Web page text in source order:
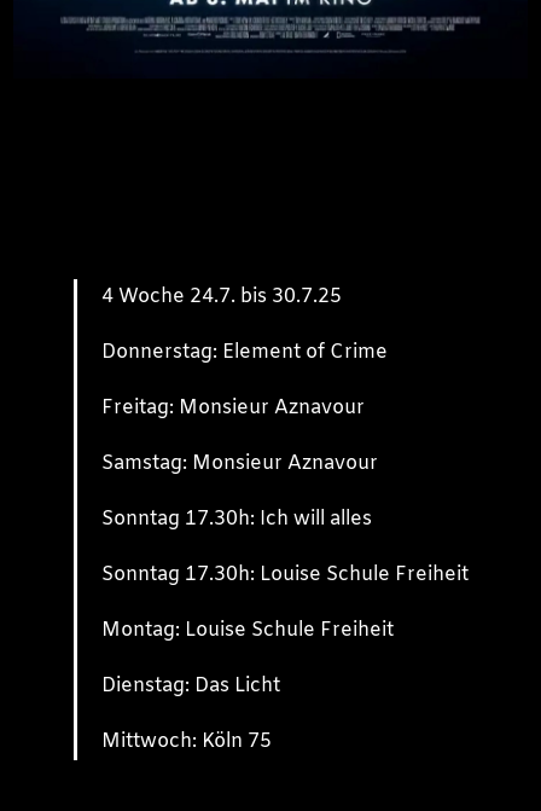
4 Woche 24.7. bis 30.7.25
Donnerstag: Element of Crime
Freitag: Monsieur Aznavour
Samstag: Monsieur Aznavour
Sonntag 17.30h: Ich will alles
Sonntag 17.30h: Louise Schule Freiheit
Montag: Louise Schule Freiheit
Dienstag: Das Licht
Mittwoch: Köln 75